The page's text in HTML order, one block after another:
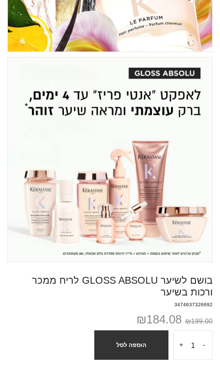
בושם לשיער GLOSS ABSOLU לריח ממכר
ורכות בשיער
3474637326692
₪199.00
₪184.08
-
+ הוספה לסל